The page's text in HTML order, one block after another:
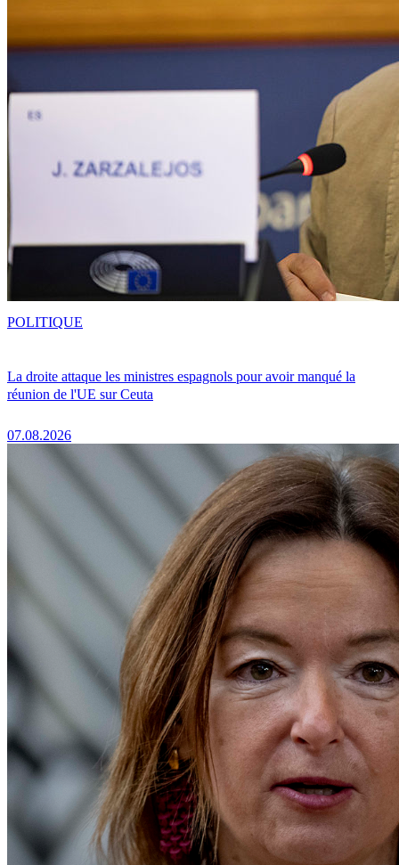
La droite attaque les ministres espagnols pour avoir manqué la
réunion de l'UE sur Ceuta
07.08.2026
POLITIQUE